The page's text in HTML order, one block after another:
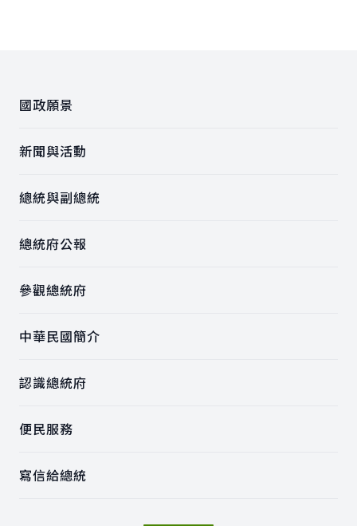
國政願景
新聞與活動
總統與副總統
總統府公報
參觀總統府
中華民國簡介
認識總統府
便民服務
寫信給總統